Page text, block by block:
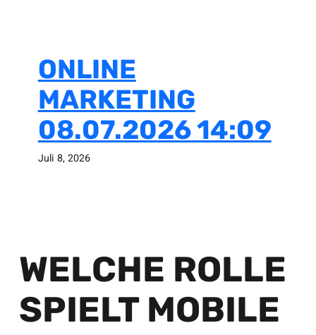
ONLINE
MARKETING
08.07.2026 14:09
Juli 8, 2026
WELCHE ROLLE
SPIELT MOBILE